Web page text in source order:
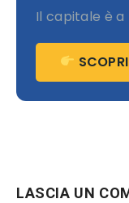
Il capitale è a
LASCIA UN